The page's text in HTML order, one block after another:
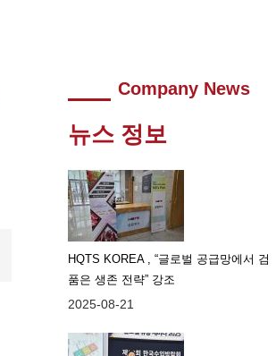
Company News
뉴스 정보
HQTS KOREA , “글로벌 공급망에서 검
품은 생존 전략” 강조
2025-08-21